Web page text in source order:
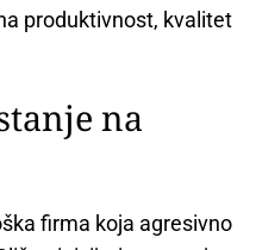
produktivnost, kvalitet
na
firma koja agresivno